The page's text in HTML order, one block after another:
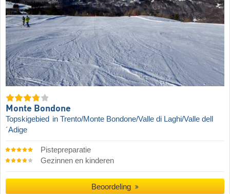
Monte Bondone
Topskigebied in Trento/Monte Bondone/Valle di Laghi/Valle dell
´Adige
Pistepreparatie
Gezinnen en kinderen
Beoordeling